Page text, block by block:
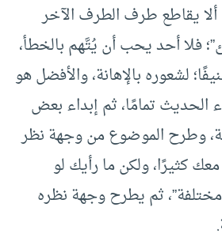
يقاطع طرف الطرف الآخر
فلا أحد يحب أن يُتَّهم بالخطأ،
لشعوره بالإهانة، والأفضل هو
الحديث تمامًا، ثم إبداء بعض
وطرح الموضوع من وجهة نظر
كثيرًا، ولكن ما رأيك لو
ثم يطرح وجهة نظره